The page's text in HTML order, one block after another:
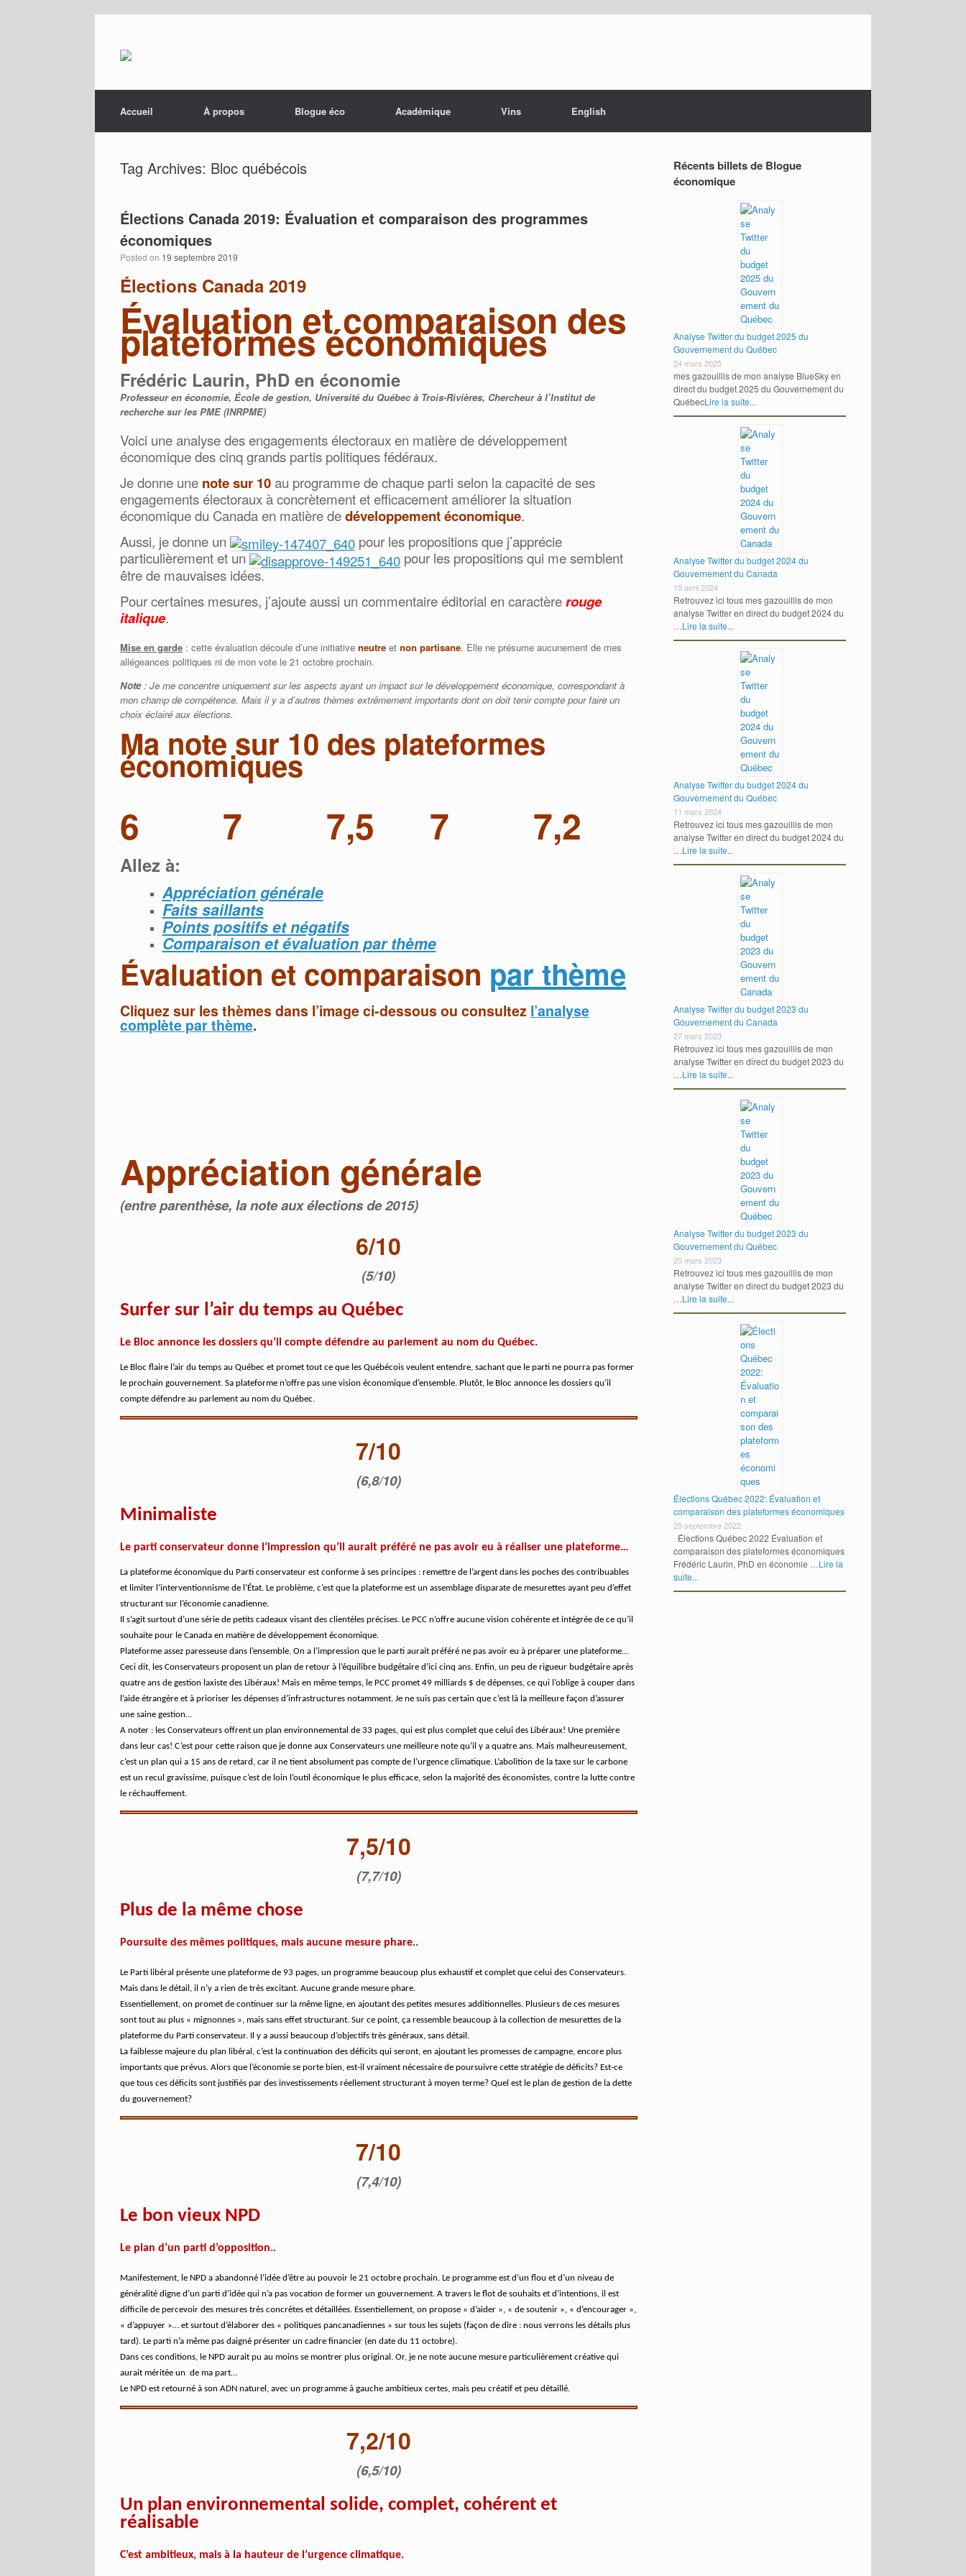
Accueil
À propos Blogue éco Académique Vins English
Tag Archives: Bloc québécois
Élections Canada 2019: Évaluation et comparaison des programmes
économiques
Posted on 19 septembre 2019
Élections Canada 2019
Évaluation et comparaison des
plateformes économiques
Frédéric Laurin, PhD en économie
Professeur en économie, École de gestion, Université du Québec à Trois-Rivières, Chercheur à l’Institut de
recherche sur les PME (INRPME)
Voici une analyse des engagements électoraux en matière de développement
économique des cinq grands partis politiques fédéraux.
Je donne une note sur 10au programme de chaque parti selon la capacité de ses
engagements électoraux à concrètement et efficacement améliorer la situation
économique du Canada en matière dedéveloppement économique.
Aussi, je donne un
pour les propositions que j’apprécie
particulièrement et un
pour les propositions qui me semblent
être de mauvaises idées.
Pour certaines mesures, j’ajoute aussi un commentaire éditorial en caractèrerouge
italique.
Mise en garde : cette évaluation découle d’une initiative neutre et non partisane. Elle ne présume aucunement de mes
allégeances politiques ni de mon vote le 21 octobre prochain.
Note: Je me concentre uniquement sur les aspects ayant un impact sur le développement économique, correspondant à
mon champ de compétence. Mais il y a d’autres thèmes extrêmement importants dont on doit tenir compte pour faire un
choix éclairé aux élections.
Ma note sur 10 des plateformes
économiques
6 7 7,5 7 7,2
Allez à:
Appréciation générale
Faits saillants
Points positifs et négatifs
Comparaison et évaluation par thème
Évaluation et comparaison par thème
Cliquez sur les thèmes dans l’image ci-dessous ou consultez l’analyse
complète par thème.
Appréciation générale
(entre parenthèse, la note aux élections de 2015)
6/10
(5/10)
Surfer sur l’air du temps au Québec
Le Bloc annonce les dossiers qu’il compte défendre au parlement au nom du Québec.
Le Bloc flaire l’air du temps au Québec et promet tout ce que les Québécois veulent entendre, sachant que le parti ne pourra pas former
le prochain gouvernement. Sa plateforme n’offre pas une vision économique d’ensemble. Plutôt, le Bloc annonce les dossiers qu’il
compte défendre au parlement au nom du Québec.
7/10
(6,8/10)
Minimaliste
Le parti conservateur donne l’impression qu’il aurait préféré ne pas avoir eu à réaliser une plateforme…
La plateforme économique du Parti conservateur est conforme à ses principes : remettre de l’argent dans les poches des contribuables
et limiter l’interventionnisme de l’État. Le problème, c’est que la plateforme est un assemblage disparate de mesurettes ayant peu d’effet
structurant sur l’économie canadienne.
Il s’agit surtout d’une série de petits cadeaux visant des clientèles précises. Le PCC n’offre aucune vision cohérente et intégrée de ce qu’il
souhaite pour le Canada en matière de développement économique.
Plateforme assez paresseuse dans l’ensemble. On a l’impression que le parti aurait préféré ne pas avoir eu à préparer une plateforme…
Ceci dit, les Conservateurs proposent un plan de retour à l’équilibre budgétaire d’ici cinq ans. Enfin, un peu de rigueur budgétaire après
quatre ans de gestion laxiste des Libéraux! Mais en même temps, le PCC promet 49 milliards $ de dépenses, ce qui l’oblige à couper dans
l’aide étrangère et à prioriser les dépenses d’infrastructures notamment. Je ne suis pas certain que c’est là la meilleure façon d’assurer
une saine gestion…
A noter : les Conservateurs offrent un plan environnemental de 33 pages, qui est plus complet que celui des Libéraux! Une première
dans leur cas! C’est pour cette raison que je donne aux Conservateurs une meilleure note qu’il y a quatre ans. Mais malheureusement,
c’est un plan qui a 15 ans de retard, car il ne tient absolument pas compte de l’urgence climatique. L’abolition de la taxe sur le carbone
est un recul gravissime, puisque c’est de loin l’outil économique le plus efficace, selon la majorité des économistes, contre la lutte contre
le réchauffement.
7,5/10
(7,7/10)
Plus de la même chose
Poursuite des mêmes politiques, mais aucune mesure phare..
Le Parti libéral présente une plateforme de 93 pages, un programme beaucoup plus exhaustif et complet que celui des Conservateurs.
Mais dans le détail, il n’y a rien de très excitant. Aucune grande mesure phare.
Essentiellement, on promet de continuer sur la même ligne, en ajoutant des petites mesures additionnelles. Plusieurs de ces mesures
sont tout au plus « mignonnes », mais sans effet structurant. Sur ce point, ça ressemble beaucoup à la collection de mesurettes de la
plateforme du Parti conservateur. Il y a aussi beaucoup d’objectifs très généraux, sans détail.
La faiblesse majeure du plan libéral, c’est la continuation des déficits qui seront, en ajoutant les promesses de campagne, encore plus
importants que prévus. Alors que l’économie se porte bien, est-il vraiment nécessaire de poursuivre cette stratégie de déficits? Est-ce
que tous ces déficits sont justifiés par des investissements réellement structurant à moyen terme? Quel est le plan de gestion de la dette
du gouvernement?
7/10
(7,4/10)
Le bon vieux NPD
Le plan d’un parti d’opposition..
Manifestement, le NPD a abandonné l’idée d’être au pouvoir le 21 octobre prochain. Le programme est d’un flou et d’un niveau de
généralité digne d’un parti d’idée qui n’a pas vocation de former un gouvernement. A travers le flot de souhaits et d’intentions, il est
difficile de percevoir des mesures très concrètes et détaillées. Essentiellement, on propose « d’aider », « de soutenir », « d’encourager »,
« d’appuyer »… et surtout d’élaborer des « politiques pancanadiennes » sur tous les sujets (façon de dire : nous verrons les détails plus
tard). Le parti n’a même pas daigné présenter un cadre financier (en date du 11 octobre).
Dans ces conditions, le NPD aurait pu au moins se montrer plus original. Or, je ne note aucune mesure particulièrement créative qui
aurait méritée un de ma part…
Le NPD est retourné à son ADN naturel, avec un programme à gauche ambitieux certes, mais peu créatif et peu détaillé.
7,2/10
(6,5/10)
Un plan environnemental solide, complet, cohérent et
réalisable
C’est ambitieux, mais à la hauteur de l’urgence climatique.
Récents billets de Blogue
économique
Analyse Twitter du budget 2025 du
Gouvernement du Québec
24 mars 2025
mes gazouillis de mon analyse BlueSky en
direct du budget 2025 du Gouvernement du
QuébecLire la suite...
Analyse Twitter du budget 2024 du
Gouvernement du Canada
15 avril 2024
Retrouvez ici tous mes gazouillis de mon
analyse Twitter en direct du budget 2024 du
…Lire la suite...
Analyse Twitter du budget 2024 du
Gouvernement du Québec
11 mars 2024
Retrouvez ici tous mes gazouillis de mon
analyse Twitter en direct du budget 2024 du
…Lire la suite...
Analyse Twitter du budget 2023 du
Gouvernement du Canada
27 mars 2023
Retrouvez ici tous mes gazouillis de mon
analyse Twitter en direct du budget 2023 du
…Lire la suite...
Analyse Twitter du budget 2023 du
Gouvernement du Québec
20 mars 2023
Retrouvez ici tous mes gazouillis de mon
analyse Twitter en direct du budget 2023 du
…Lire la suite...
Élections Québec 2022: Évaluation et
comparaison des plateformes économiques
25 septembre 2022
Élections Québec 2022 Évaluation et
comparaison des plateformes économiques
Frédéric Laurin, PhD en économie …Lire la
suite...